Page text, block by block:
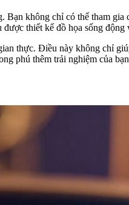
không chỉ có thể tham
thiết kế đồ họa sống
thực. Điều này không chỉ
phú thêm trải nghiệm của